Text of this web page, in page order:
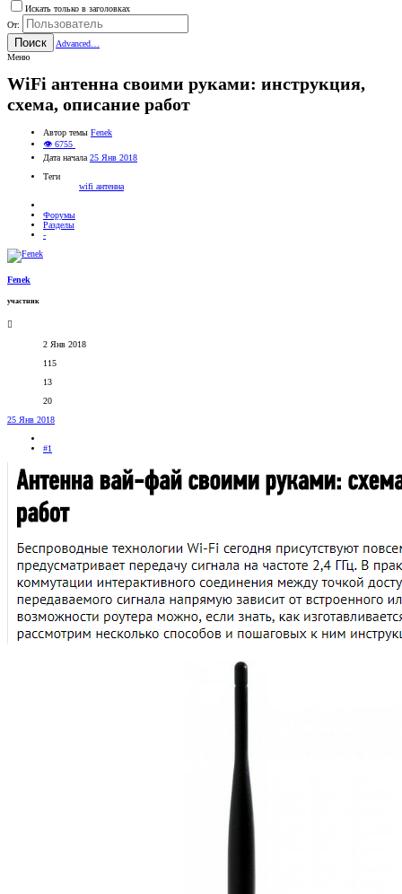
Искать только в заголовках
От:
Поиск
Advanced…
Меню
WiFi антенна своими руками: инструкция,
схема, описание работ
Автор темы Fenek
👁 6755
Дата начала 25 Янв 2018
Теги
wifi антенна
Форумы
Разделы
-
Fenek
участник
2 Янв 2018
115
13
20
25 Янв 2018
#1